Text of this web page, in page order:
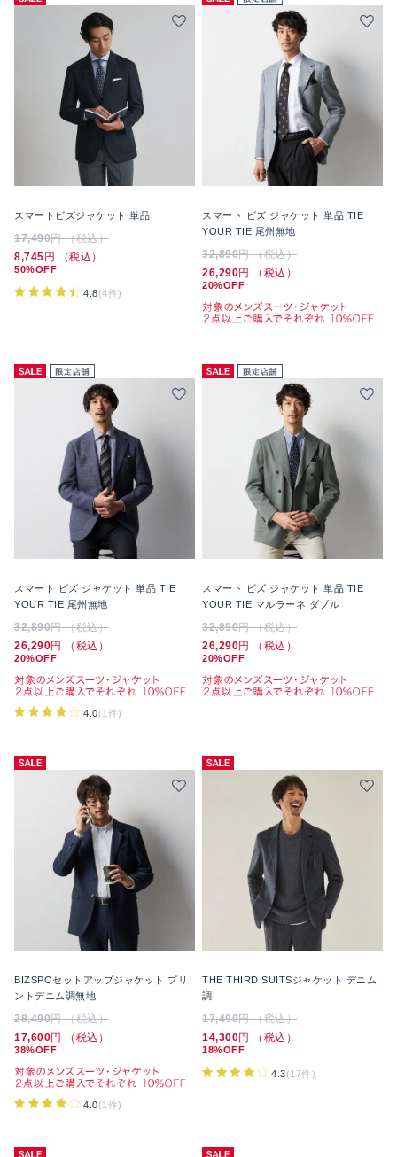
スマートビズジャケット 単品
17,490円 （税込）
8,745 円 （税込）
50%OFF
4.8(4件)
スマート ビズ ジャケット 単品 TIE
YOUR TIE 尾州無地
32,890円 （税込）
26,290円 （税込）
20%OFF
スマート ビズ ジャケット 単品 TIE
YOUR TIE 尾州無地
32,890円 （税込）
26,290円 （税込）
20%OFF
4.0(1件)
スマート ビズ ジャケット 単品 TIE
YOUR TIE マルラーネ ダブル
32,890円 （税込）
26,290円 （税込）
20%OFF
BIZSPOセットアップジャケット プリ
ントデニム調無地
28,490円 （税込）
17,600円 （税込）
38%OFF
4.0(1件)
THE THIRD SUITSジャケット デニム
調
17,490円 （税込）
14,300円 （税込）
18%OFF
4.3(17件)